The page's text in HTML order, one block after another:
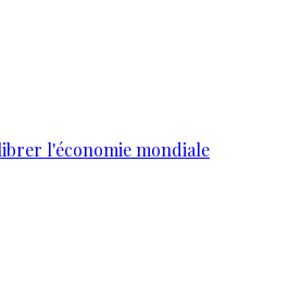
l'économie mondiale